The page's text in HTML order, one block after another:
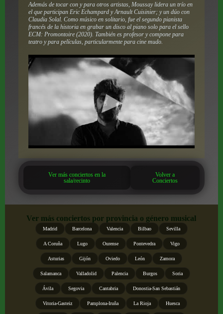
Además de tocar con y para otros artistas, Moussay lidera un trío en
el que participan Eric Echampard y Arnault Cuisinier; y un dúo con
Claudia Solal. Como músico en solitario, fue el segundo pianista
francés de la historia en grabar un disco al piano solo para el sello
ECM: Promontoire(2020). También es profesor y compone para
teatro y para películas, particularmente para cine mudo.
Ver más conciertos en la
sala/recinto
Volver a
Conciertos
Ver más conciertos por provincia o género musical
Madrid Barcelona Valencia Bilbao Sevilla
A Coruña Lugo Ourense Pontevedra Vigo
Asturias Gijón Oviedo León Zamora
Salamanca Valladolid Palencia Burgos Soria
Ávila Segovia Cantabria Donostia-San Sebastián
Vitoria-Gasteiz Pamplona-Iruña La Rioja Huesca